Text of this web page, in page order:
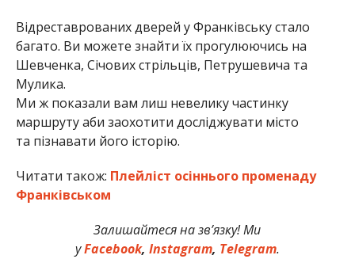
Відреставрованих дверей у Франківську стало
багато. Ви можете знайти їх прогулюючись на
Шевченка, Січових стрільців, Петрушевича та
Мулика.
Ми ж показали вам лиш невелику частинку
маршруту аби заохотити досліджувати місто
та пізнавати його історію.
Читати також: Плейліст осіннього променаду
Франківськом
Залишайтеся на зв’язку! Ми
уFacebook, Instagram, Telegram.